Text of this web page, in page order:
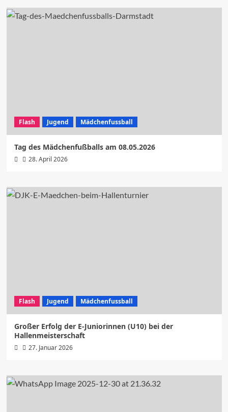
Flash Jugend Mädchenfussball
Tag des Mädchenfußballs am 08.05.2026
28. April 2026
Flash Jugend Mädchenfussball
Großer Erfolg der E-Juniorinnen (U10) bei der
Hallenmeisterschaft
27. Januar 2026